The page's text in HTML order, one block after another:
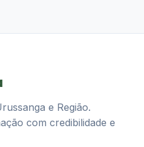
e Região.
com credibilidade e